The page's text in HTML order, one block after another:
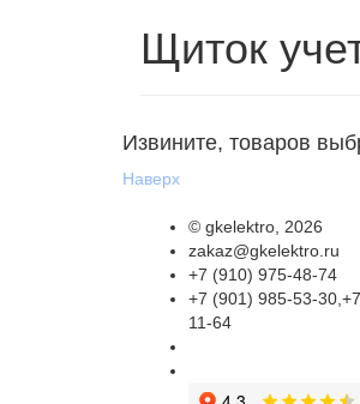
Щиток
Извините, товаров
Наверх
© gkelektro , 2026
zakaz@gkelektro.ru
+7 (910) 975-48-74
+7 (901) 985-53-
11-64